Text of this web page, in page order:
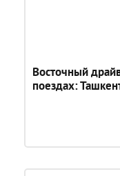
Восточный
поездах: